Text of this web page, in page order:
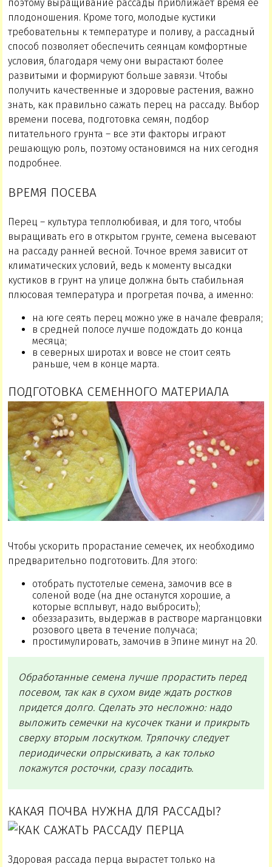
поэтому выращивание рассады приближает время ее
плодоношения. Кроме того, молодые кустики
требовательны к температуре и поливу, а рассадный
способ позволяет обеспечить сеянцам комфортные
условия, благодаря чему они вырастают более
развитыми и формируют больше завязи. Чтобы
получить качественные и здоровые растения, важно
знать, как правильно сажать перец на рассаду. Выбор
времени посева, подготовка семян, подбор
питательного грунта – все эти факторы играют
решающую роль, поэтому остановимся на них сегодня
подробнее.
ВРЕМЯ ПОСЕВА
Перец – культура теплолюбивая, и для того, чтобы
выращивать его в открытом грунте, семена высевают
на рассаду ранней весной. Точное время зависит от
климатических условий, ведь к моменту высадки
кустиков в грунт на улице должна быть стабильная
плюсовая температура и прогретая почва, а именно:
на юге сеять перец можно уже в начале февраля;
в средней полосе лучше подождать до конца
месяца;
в северных широтах и вовсе не стоит сеять
раньше, чем в конце марта.
ПОДГОТОВКА СЕМЕННОГО МАТЕРИАЛА
Чтобы ускорить прорастание семечек, их необходимо
предварительно подготовить. Для этого:
отобрать пустотелые семена, замочив все в
соленой воде (на дне останутся хорошие, а
которые всплывут, надо выбросить);
обеззаразить, выдержав в растворе марганцовки
розового цвета в течение получаса;
простимулировать, замочив в Эпине минут на 20.
Обработанные семена лучше прорастить перед
посевом, так как в сухом виде ждать ростков
придется долго. Сделать это несложно: надо
выложить семечки на кусочек ткани и прикрыть
сверху вторым лоскутком. Тряпочку следует
периодически опрыскивать, а как только
покажутся росточки, сразу посадить.
КАКАЯ ПОЧВА НУЖНА ДЛЯ РАССАДЫ?
Здоровая рассада перца вырастет только на